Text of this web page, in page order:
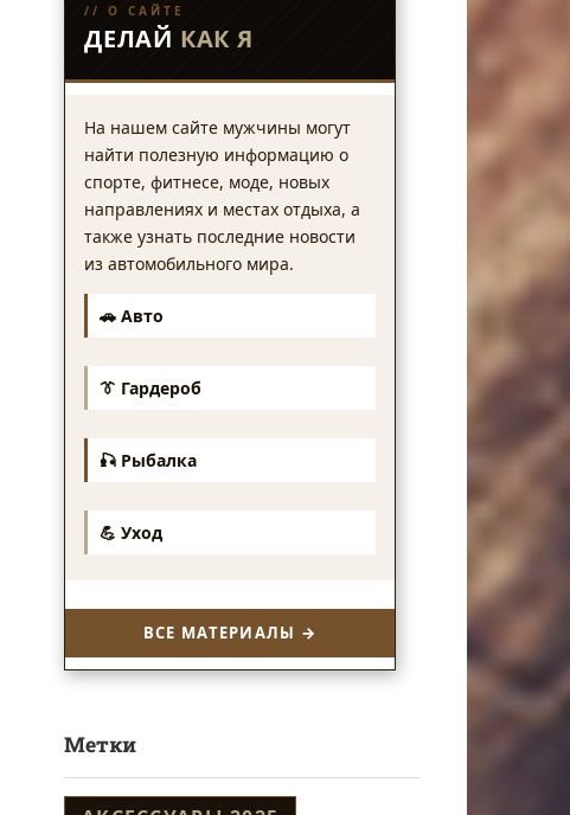
// О САЙТЕ
ДЕЛАЙ КАК Я
На нашем сайте мужчины могут
найти полезную информацию о
спорте, фитнесе, моде, новых
направлениях и местах отдыха, а
также узнать последние новости
из автомобильного мира.
🚗 Авто
👔 Гардероб
🎣 Рыбалка
💪 Уход
ВСЕ МАТЕРИАЛЫ →
Метки